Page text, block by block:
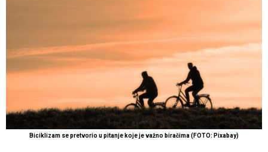
Biciklizam se pretvorio u pitanje koje je važno biračima (FOTO: Pixabay)